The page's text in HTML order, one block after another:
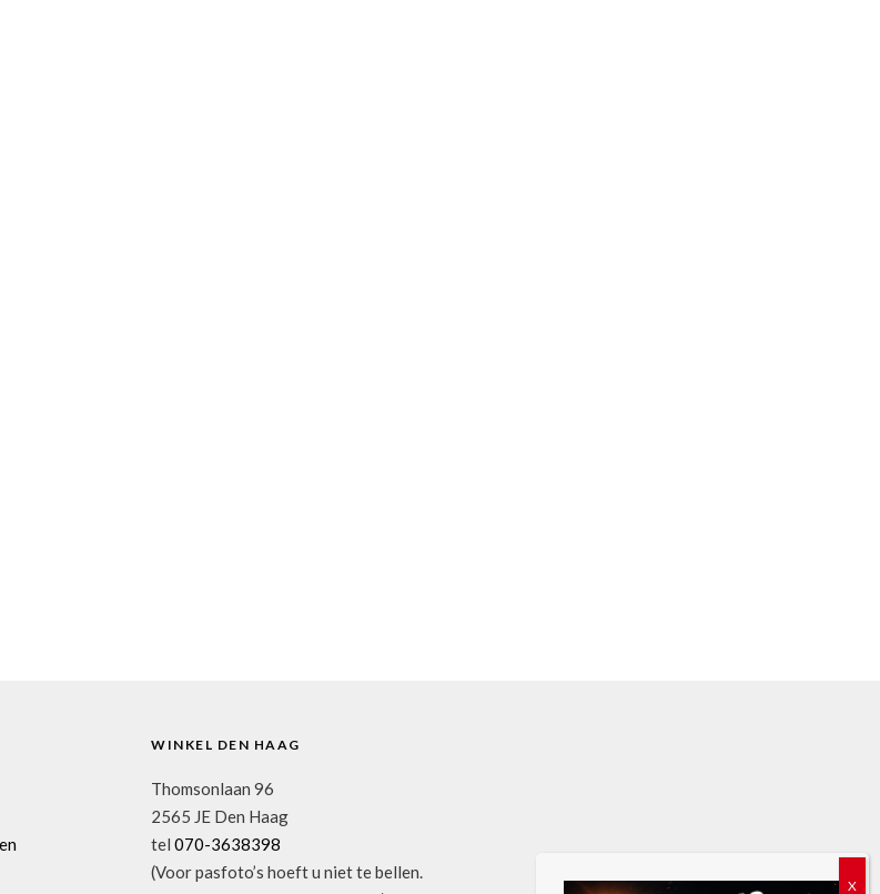
WINKEL DEN HAAG
Thomsonlaan 96
2565 JE Den Haag
tel 070-3638398
(Voor pasfoto’s hoeft u niet te bellen.